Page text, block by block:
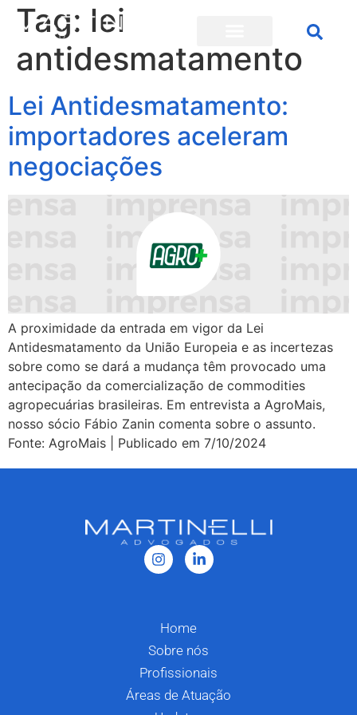
Tag: lei
antidesmatamento
Lei Antidesmatamento:
importadores aceleram
negociações
A proximidade da entrada em vigor da Lei
Antidesmatamento da União Europeia e as incertezas
sobre como se dará a mudança têm provocado uma
antecipação da comercialização de commodities
agropecuárias brasileiras. Em entrevista a AgroMais,
nosso sócio Fábio Zanin comenta sobre o assunto.
Fonte: AgroMais | Publicado em 7/10/2024
Home
Sobre nós
Profissionais
Áreas de Atuação